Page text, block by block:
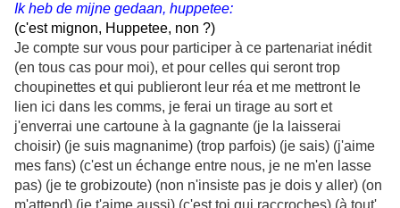
Ik heb de mijne gedaan, huppetee:
(c'est mignon, Huppetee, non ?)
Je compte sur vous pour participer à ce partenariat inédit
(en tous cas pour moi), et pour celles qui seront trop
choupinettes et qui publieront leur réa et me mettront le
lien ici dans les comms, je ferai un tirage au sort et
j'enverrai une cartoune à la gagnante (je la laisserai
choisir) (je suis magnanime) (trop parfois) (je sais) (j'aime
mes fans) (c'est un échange entre nous, je ne m'en lasse
pas) (je te grobizoute) (non n'insiste pas je dois y aller) (on